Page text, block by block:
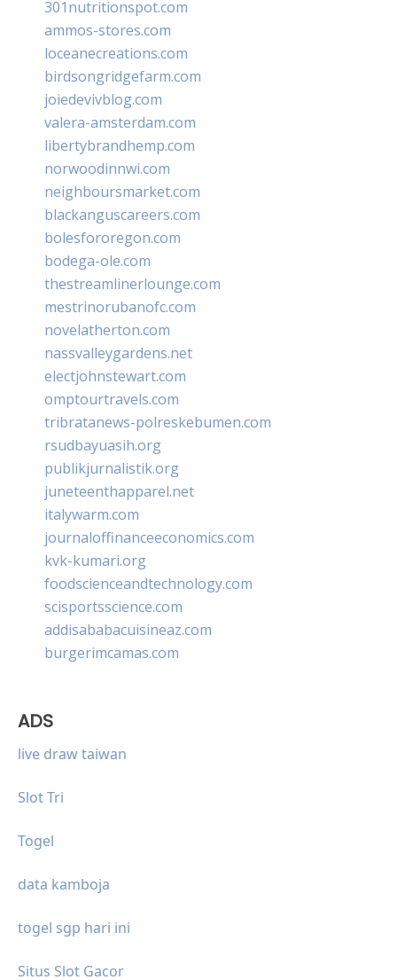
301nutritionspot.com
ammos-stores.com
loceanecreations.com
birdsongridgefarm.com
joiedevivblog.com
valera-amsterdam.com
libertybrandhemp.com
norwoodinnwi.com
neighboursmarket.com
blackanguscareers.com
bolesfororegon.com
bodega-ole.com
thestreamlinerlounge.com
mestrinorubanofc.com
novelatherton.com
nassvalleygardens.net
electjohnstewart.com
omptourtravels.com
tribratanews-polreskebumen.com
rsudbayuasih.org
publikjurnalistik.org
juneteenthapparel.net
italywarm.com
journaloffinanceeconomics.com
kvk-kumari.org
foodscienceandtechnology.com
scisportsscience.com
addisababacuisineaz.com
burgerimcamas.com
ADS
live draw taiwan
Slot Tri
Togel
data kamboja
togel sgp hari ini
Situs Slot Gacor